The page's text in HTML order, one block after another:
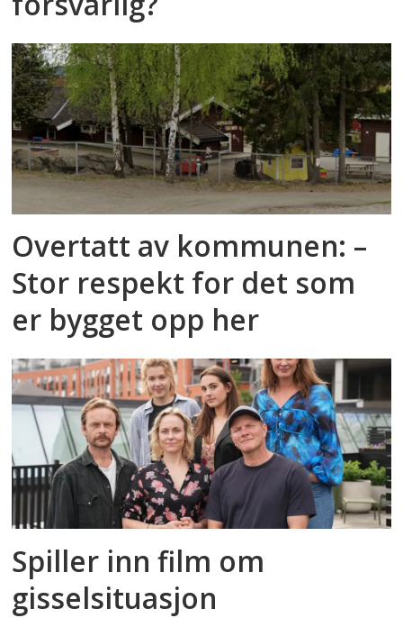
Overtatt av kommunen: –
Stor respekt for det som
er bygget opp her
Spiller inn film om
gisselsituasjon